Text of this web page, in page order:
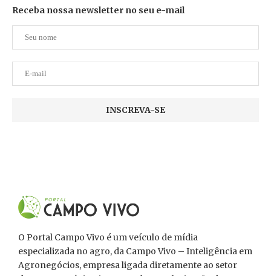
Receba nossa newsletter no seu e-mail
O Portal Campo Vivo é um veículo de mídia
especializada no agro, da Campo Vivo – Inteligência em
Agronegócios, empresa ligada diretamente ao setor